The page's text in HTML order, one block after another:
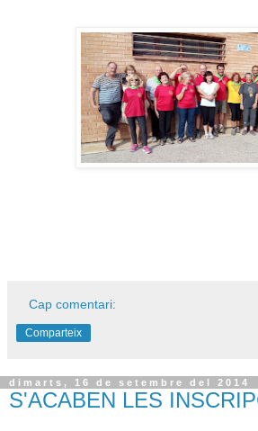
Cap comentari:
Comparteix
dimarts, 16 de setembre del 2014
S'ACABEN LES